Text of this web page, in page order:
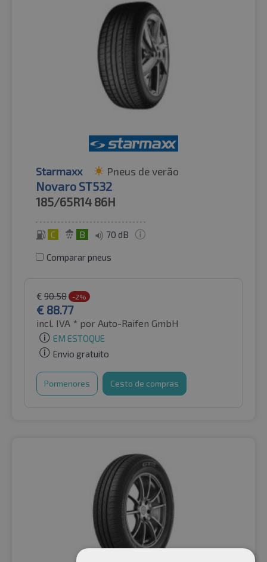
Starmaxx Pneus de verão
Novaro ST532
185/65R14 86H
C B 70 dB
Comparar pneus
€ 90.58 -2%
€ 88.77
incl. IVA * por Auto-Raifen GmbH
EM ESTOQUE
Envio gratuito
Pormenores Cesto de compras